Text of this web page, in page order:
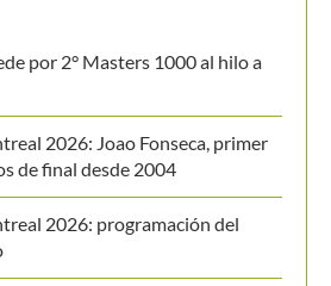
2026: Joao Fonseca, primer
de final desde 2004
2026: programación del
Vs. Paraguay que otorga